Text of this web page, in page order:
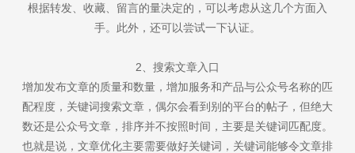
根据转发、收藏、留言的量决定的，可以考虑从这几个方面入
手。此外，还可以尝试一下认证。
2、搜索文章入口
增加发布文章的质量和数量，增加服务和产品与公众号名称的匹
配程度，关键词搜索文章，偶尔会看到别的平台的帖子，但绝大
数还是公众号文章，排序并不按照时间，主要是关键词匹配度。
也就是说，文章优化主要需要做好关键词，关键词能够令文章排